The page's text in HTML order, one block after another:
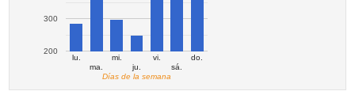
lu.
ma.
mi.
ju.
vi.
sá.
do.
200
300
Días de la semana